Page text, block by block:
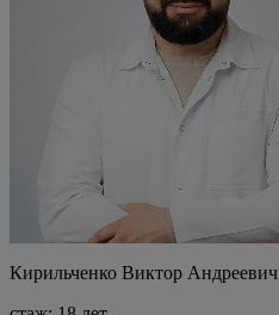
Кирильченко Виктор Андреевич